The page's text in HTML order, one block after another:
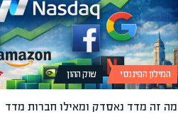
המילון הפיננסי שוק ההון
מה זה מדד נאסדק ומאילו חברות מדד